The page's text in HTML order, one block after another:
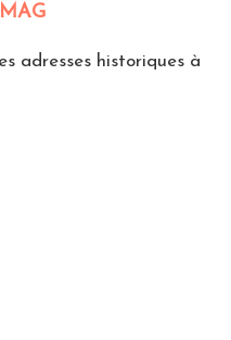
adresses historiques à